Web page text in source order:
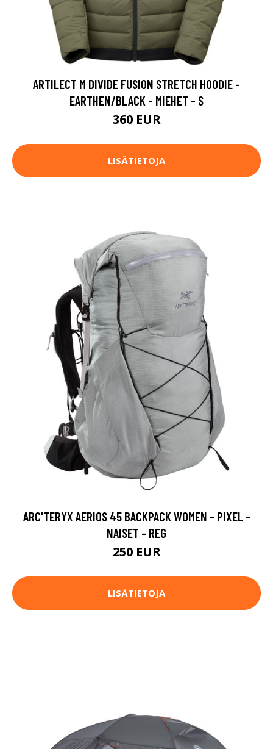
ARTILECT M DIVIDE FUSION STRETCH HOODIE -
EARTHEN/BLACK - MIEHET - S
360 EUR
LISÄTIETOJA
ARC'TERYX AERIOS 45 BACKPACK WOMEN - PIXEL -
NAISET - REG
250 EUR
LISÄTIETOJA